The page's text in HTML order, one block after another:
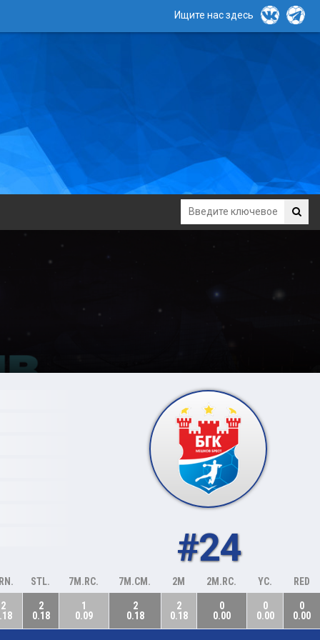
Ищите нас здесь
#24
STL. 7M.RC. 7M.CM. 2M 2M.RC. YC. RED
2
2
0.18
1
0.09
2
0.18
2
0.18
0
0.00
0
0.00
0
0.00